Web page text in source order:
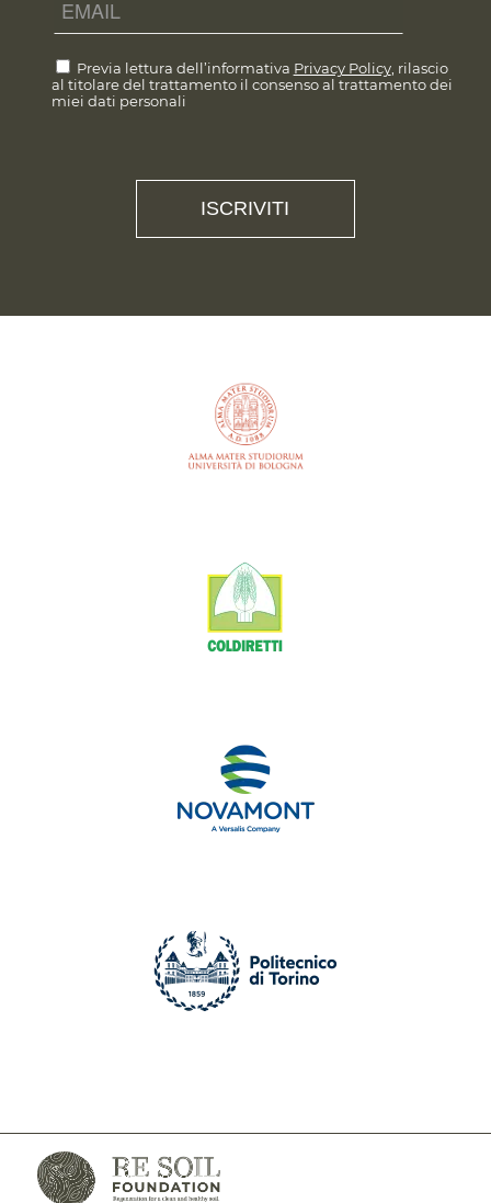
Previa lettura dell’informativa Privacy Policy, rilascio
al titolare del trattamento il consenso al trattamento dei
miei dati personali